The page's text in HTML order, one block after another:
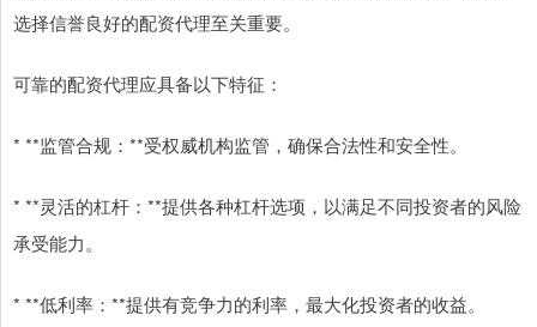
选择信誉良好的配资代理至关重要。
可靠的配资代理应具备以下特征：
* **监管合规：**受权威机构监管，确保合法性和安全性。
* **灵活的杠杆：**提供各种杠杆选项，以满足不同投资者的风险
承受能力。
* **低利率：**提供有竞争力的利率，最大化投资者的收益。